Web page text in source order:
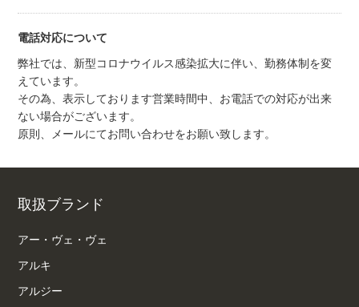
電話対応について
弊社では、新型コロナウイルス感染拡大に伴い、勤務体制を変
えています。
その為、表示しております営業時間中、お電話での対応が出来
ない場合がございます。
原則、メールにてお問い合わせをお願い致します。
取扱ブランド
アー・ヴェ・ヴェ
アルキ
アルジー